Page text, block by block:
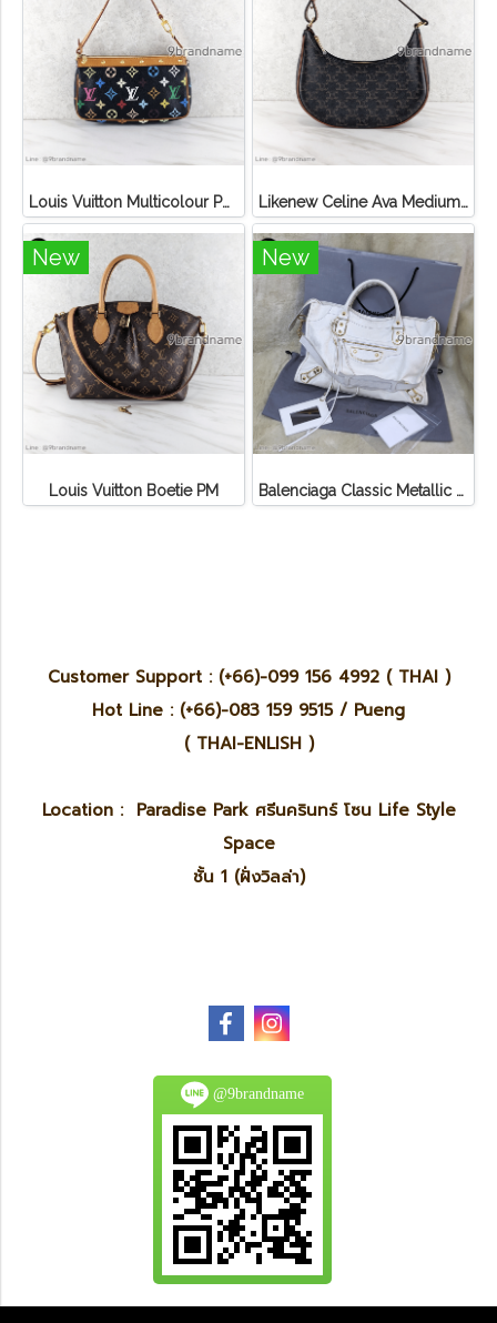
Louis Vuitton Multicolour Pochette Canvas Likenew Celine Ava Medium Triomphe Canvas
New
Louis Vuitton Boetie PM
New
Balenciaga Classic Metallic Edge City Bag
Customer Support : (+66)-099 156 4992 ( THAI )
Hot Line : (+66)-083 159 9515 / Pueng
( THAI-ENLISH )
Location : Paradise Park ศรีนครินทร์ โซน Life Style
Space
ชั้น 1 (ฝั่งวิลล่า)
@9brandname